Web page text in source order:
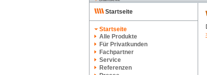
Startseite
Startseite
Alle Produkte
Für Privatkunden
Fachpartner
Service
Referenzen